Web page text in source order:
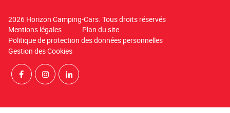
2026 Horizon Camping-Cars. Tous droits réservés
Mentions légales
Plan du site
Politique de protection des données personnelles
Gestion des Cookies